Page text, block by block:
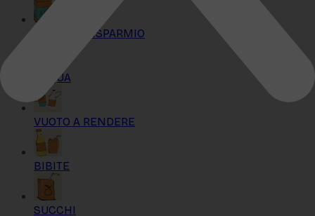
KIT MAXI RISPARMIO
ACQUA
VUOTO A RENDERE
BIBITE
SUCCHI